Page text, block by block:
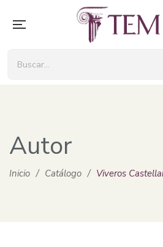
Autor
Inicio / Catálogo / Viveros